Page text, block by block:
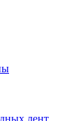
лент